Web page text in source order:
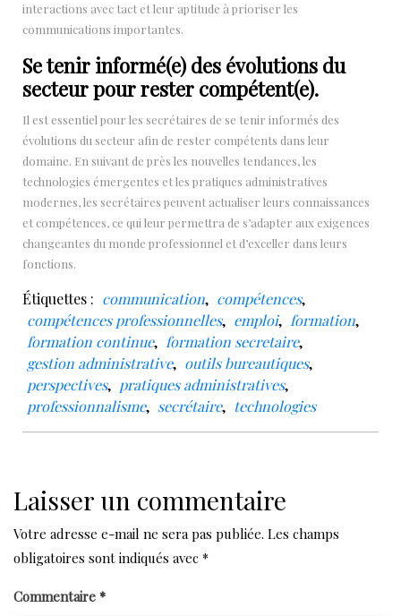
interactions avec tact et leur aptitude à prioriser les
communications importantes.
Se tenir informé(e) des évolutions du
secteur pour rester compétent(e).
Il est essentiel pour les secrétaires de se tenir informés des
évolutions du secteur afin de rester compétents dans leur
domaine. En suivant de près les nouvelles tendances, les
technologies émergentes et les pratiques administratives
modernes, les secrétaires peuvent actualiser leurs connaissances
et compétences, ce qui leur permettra de s’adapter aux exigences
changeantes du monde professionnel et d’exceller dans leurs
fonctions.
Étiquettes : communication, compétences,
compétences professionnelles, emploi, formation,
formation continue, formation secretaire,
gestion administrative, outils bureautiques,
perspectives, pratiques administratives,
professionnalisme, secrétaire, technologies
Laisser un commentaire
Votre adresse e-mail ne sera pas publiée. Les champs
obligatoires sont indiqués avec *
Commentaire *